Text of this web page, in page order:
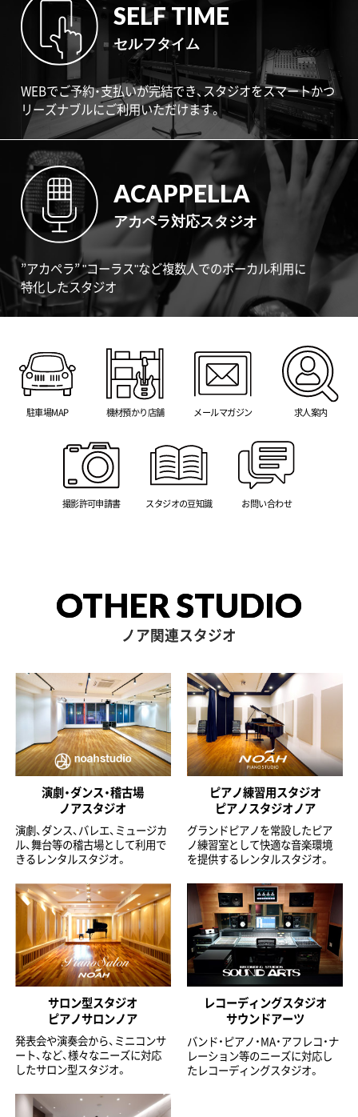
SELF TIME
セルフタイム
WEBでご予約・支払いが完結でき、スタジオをスマートかつ
リーズナブルにご利用いただけます。
ACAPPELLA
アカペラ対応スタジオ
”アカペラ” "コーラス"など複数人でのボーカル利用に
特化したスタジオ
駐車場MAP 機材預かり店舗 メールマガジン 求人案内
撮影許可申請書 スタジオの豆知識 お問い合わせ
OTHER STUDIO
ノア関連スタジオ
演劇・ダンス・稽古場
ノアスタジオ
演劇、ダンス、バレエ、ミュージカ
ル、舞台等の稽古場として利用で
きるレンタルスタジオ。
ピアノ練習用スタジオ
ピアノスタジオノア
グランドピアノを常設したピア
ノ練習室として快適な音楽環境
を提供するレンタルスタジオ。
サロン型スタジオ
ピアノサロンノア
発表会や演奏会から、ミニコンサ
ート、など、様々なニーズに対応
したサロン型スタジオ。
レコーディングスタジオ
サウンドアーツ
バンド・ピアノ・MA・アフレコ・ナ
レーション等のニーズに対応し
たレコーディングスタジオ。